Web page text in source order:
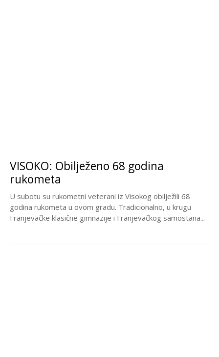
VISOKO: Obilježeno 68 godina
rukometa
U subotu su rukometni veterani iz Visokog obilježili 68
godina rukometa u ovom gradu. Tradicionalno, u krugu
Franjevačke klasične gimnazije i Franjevačkog samostana...